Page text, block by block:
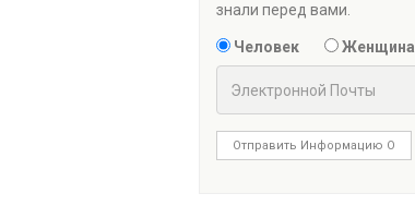
знали перед вами.
Человек Женщина
Отправить Информацию О